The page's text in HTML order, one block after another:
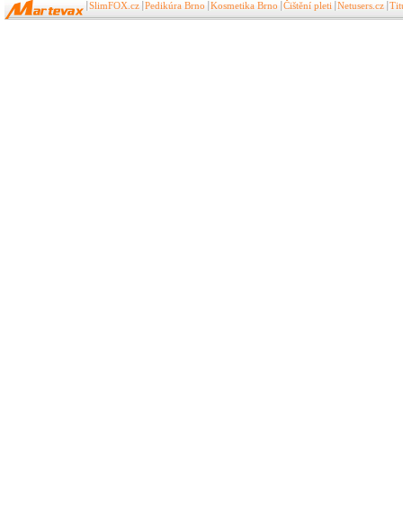
SlimFOX.cz Pedikúra Brno Kosmetika Brno Čištění pleti Netusers.cz